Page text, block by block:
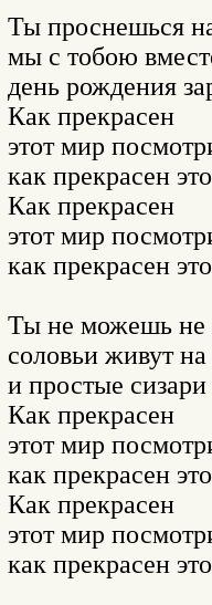
Ты проснешься
мы с тобою
день рождения
Как прекрасен
этот мир
как прекрасен
Как прекрасен
этот мир
как прекрасен
Ты не можешь
соловьи живут
и простые сизари
Как прекрасен
этот мир
как прекрасен
Как прекрасен
этот мир
как прекрасен